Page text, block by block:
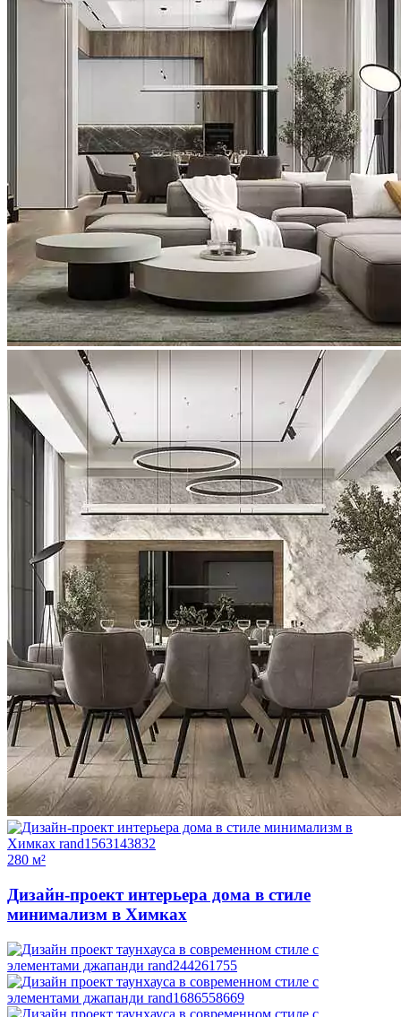
280 м²
Дизайн-проект интерьера дома в стиле
минимализм в Химках